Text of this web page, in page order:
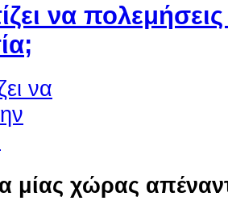
να
μίας χώρας